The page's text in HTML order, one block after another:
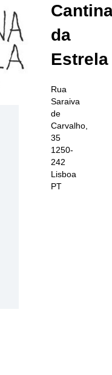
da
Estrela
Rua
Saraiva
de
Carvalho,
35
1250-
242
Lisboa
PT